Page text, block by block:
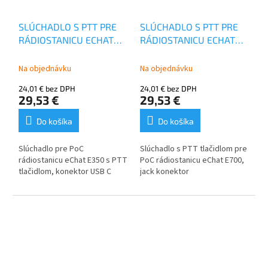
SLÚCHADLO S PTT PRE
RÁDIOSTANICU ECHAT
Na objednávku
24,01 € bez DPH
29,53 €
Do košíka
Slúchadlo pre PoC
rádiostanicu eChat E350 s PTT
tlačidlom, konektor USB C
SLÚCHADLO S PTT PRE
RÁDIOSTANICU ECHAT
Na objednávku
24,01 € bez DPH
29,53 €
Do košíka
Slúchadlo s PTT tlačidlom pre
PoC rádiostanicu eChat E700,
jack konektor